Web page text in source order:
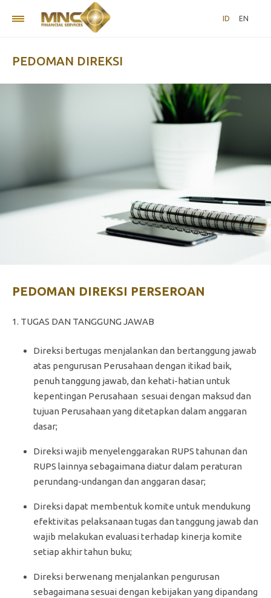
ID EN
PEDOMAN DIREKSI
PEDOMAN DIREKSI PERSEROAN
1. TUGAS DAN TANGGUNG JAWAB
Direksi bertugas menjalankan dan bertanggung jawab
atas pengurusan Perusahaan dengan itikad baik,
penuh tanggung jawab, dan kehati-hatian untuk
kepentingan Perusahaan sesuai dengan maksud dan
tujuan Perusahaan yang ditetapkan dalam anggaran
dasar;
Direksi wajib menyelenggarakan RUPS tahunan dan
RUPS lainnya sebagaimana diatur dalam peraturan
perundang-undangan dan anggaran dasar;
Direksi dapat membentuk komite untuk mendukung
efektivitas pelaksanaan tugas dan tanggung jawab dan
wajib melakukan evaluasi terhadap kinerja komite
setiap akhir tahun buku;
Direksi berwenang menjalankan pengurusan
sebagaimana sesuai dengan kebijakan yang dipandang